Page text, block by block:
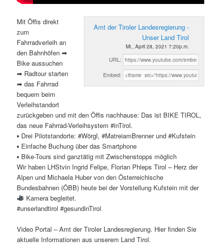
Amt der Tiroler Landesregierung -
Unser Land Tirol
Mi., April 28, 2021 7:20p.m.
URL:
Embed:
Mit Öffis direkt
zum
Fahrradverleih an
den Bahnhöfen ➡
Bike aussuchen
➡ Radtour starten
➡ das Fahrrad
bequem beim
Verleihstandort
zurückgeben und mit den Öffis nachhause: Das ist BIKE TIROL,
das neue Fahrrad-Verleihsystem #inTirol.
▪ Drei Pilotstandorte: #Wörgl, #MatreiamBrenner und #Kufstein
▪ Einfache Buchung über das Smartphone
▪ Bike-Tours sind ganztätig mit Zwischenstopps möglich
Wir haben LHStvin Ingrid Felipe, Florian Phleps Tirol – Herz der
Alpen und Michaela Huber von den Österreichische
Bundesbahnen (ÖBB) heute bei der Vorstellung Kufstein mit der
Kamera begleitet.
#unserlandtirol #gesundinTirol
Video Portal – Amt der Tiroler Landesregierung. Hier finden Sie
aktuelle Informationen aus unserem Land Tirol.